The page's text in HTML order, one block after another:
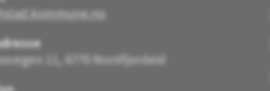
11, 6770 Nordfjordeid